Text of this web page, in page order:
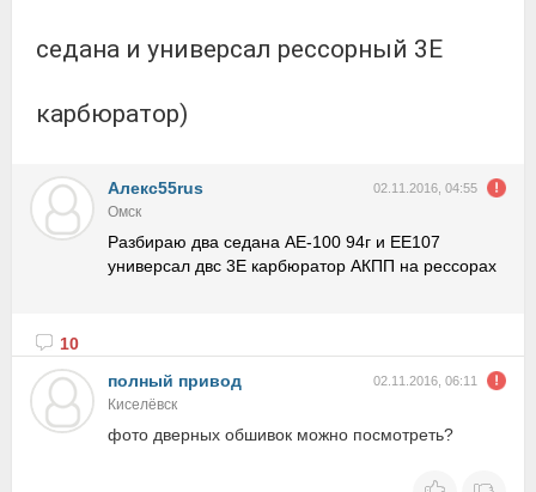
седана и универсал рессорный 3Е
карбюратор)
Алекс55rus 02.11.2016, 04:55
Омск
Разбираю два седана АЕ-100 94г и ЕЕ107
универсал двс 3Е карбюратор АКПП на рессорах
10
полный привод
02.11.2016, 06:11
Киселёвск
фото дверных обшивок можно посмотреть?